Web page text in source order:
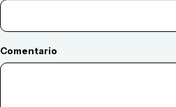
Comentario